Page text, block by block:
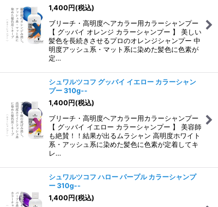
1,400円(税込)
ブリーチ・高明度ヘアカラー用カラーシャンプー
【 グッバイ オレンジ カラーシャンプー 】 美しい
髪色を長続きさせるプロのオレンジシャンプー 中
明度アッシュ系・マット系に染めた髪色に色素が
定…
シュワルツコフ グッバイ イエロー カラーシャン
プー 310g--
1,400円(税込)
ブリーチ・高明度ヘアカラー用カラーシャンプー
【 グッバイ イエロー カラーシャンプー 】 美容師
も絶賛！！結果が出るムラシャン 高明度ホワイト
系・アッシュ系に染めた髪色に色素が定着してキ
レ…
シュワルツコフ ハロー パープル カラーシャンプ
ー 310g--
1,400円(税込)